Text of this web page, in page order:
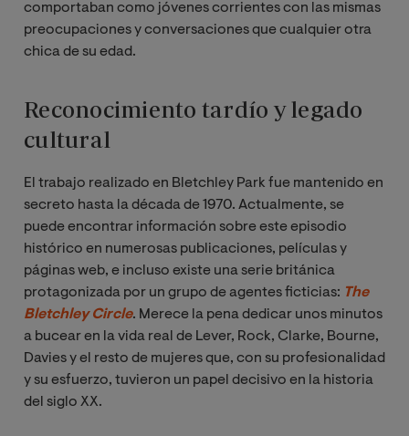
comportaban como jóvenes corrientes con las mismas
preocupaciones y conversaciones que cualquier otra
chica de su edad.
Reconocimiento tardío y legado
cultural
El trabajo realizado en Bletchley Park fue mantenido en
secreto hasta la década de 1970. Actualmente, se
puede encontrar información sobre este episodio
histórico en numerosas publicaciones, películas y
páginas web, e incluso existe una serie británica
protagonizada por un grupo de agentes ficticias: The
Bletchley Circle. Merece la pena dedicar unos minutos
a bucear en la vida real de Lever, Rock, Clarke, Bourne,
Davies y el resto de mujeres que, con su profesionalidad
y su esfuerzo, tuvieron un papel decisivo en la historia
del siglo XX.